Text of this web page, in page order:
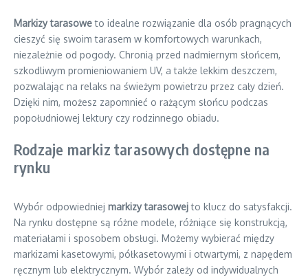
Markizy tarasoweto idealne rozwiązanie dla osób pragnących
cieszyć się swoim tarasem w komfortowych warunkach,
niezależnie od pogody. Chronią przed nadmiernym słońcem,
szkodliwym promieniowaniem UV, a także lekkim deszczem,
pozwalając na relaks na świeżym powietrzu przez cały dzień.
Dzięki nim, możesz zapomnieć o rażącym słońcu podczas
popołudniowej lektury czy rodzinnego obiadu.
Rodzaje markiz tarasowych dostępne na
rynku
Wybór odpowiedniej markizy tarasowejto klucz do satysfakcji.
Na rynku dostępne są różne modele, różniące się konstrukcją,
materiałami i sposobem obsługi. Możemy wybierać między
markizami kasetowymi, półkasetowymi i otwartymi, z napędem
ręcznym lub elektrycznym. Wybór zależy od indywidualnych